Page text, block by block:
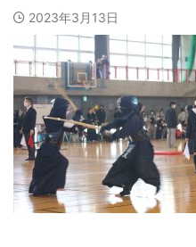
2023年3月13日